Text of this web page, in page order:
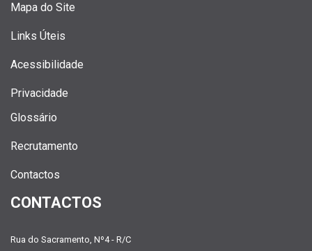
Mapa do Site
Links Úteis
Acessibilidade
Privacidade
Glossário
Recrutamento
Contactos
CONTACTOS
Rua do Sacramento, Nº4 - R/C